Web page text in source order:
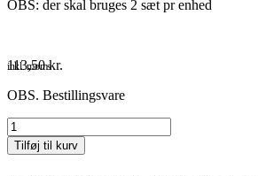
OBS: der skal bruges 2 sæt pr enhed
113,50kr.
inkl. moms
OBS. Bestillingsvare
Knivsæt
til
Stiga
Tilføj til kurv